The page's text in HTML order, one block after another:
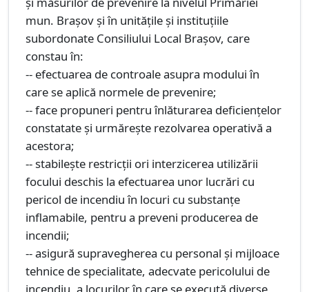
mun. Brașov și în unităţile şi instituţiile
subordonate Consiliului Local Brașov, care
constau în:
-- efectuarea de controale asupra modului în
care se aplică normele de prevenire;
-- face propuneri pentru înlăturarea deficiențelor
constatate și urmărește rezolvarea operativă a
acestora;
-- stabilește restricții ori interzicerea utilizării
focului deschis la efectuarea unor lucrări cu
pericol de incendiu în locuri cu substanțe
inflamabile, pentru a preveni producerea de
incendii;
-- asigură supravegherea cu personal și mijloace
tehnice de specialitate, adecvate pericolului de